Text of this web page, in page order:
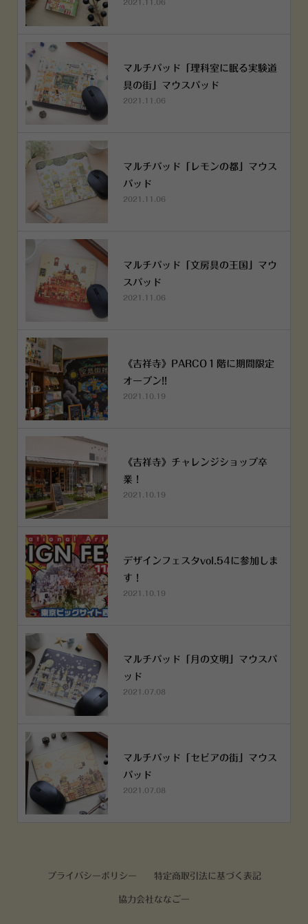
2021.11.06
マルチパッド「理科室に眠る実験道
具の街」マウスパッド
2021.11.06
マルチパッド「レモンの都」マウス
パッド
2021.11.06
マルチパッド「文房具の王国」マウ
スパッド
2021.11.06
《吉祥寺》PARCO１階に期間限定
オープン!!
2021.10.19
《吉祥寺》チャレンジショップ卒
業！
2021.10.19
デザインフェスタvol.54に参加しま
す！
2021.10.19
マルチパッド「月の文明」マウスパ
ッド
2021.07.08
マルチパッド「セピアの街」マウス
パッド
2021.07.08
プライバシーポリシー 特定商取引法に基づく表記
協力会社ななごー